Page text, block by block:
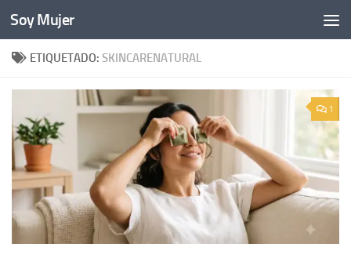
Bajo el contenido
Soy Mujer
ETIQUETADO: SKINCARENATURAL
1